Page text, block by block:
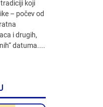
koji
– počev od
i drugih,
datuma....